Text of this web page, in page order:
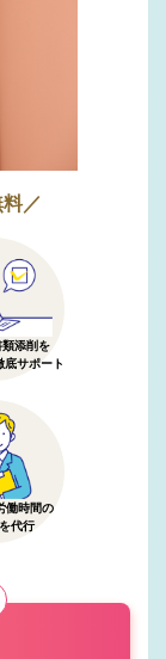
／
類添削を
底サポート
働時間の
代行